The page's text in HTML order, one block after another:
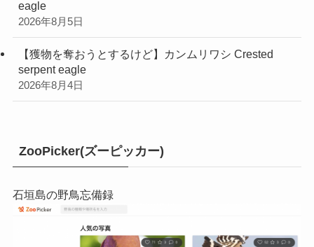
eagle
2026年8月5日
【獲物を奪おうとするけど】カンムリワシ Crested
serpent eagle
2026年8月4日
ZooPicker(ズーピッカー)
石垣島の野鳥忘備録